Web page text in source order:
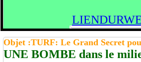
Objet :TURF: Le Grand Secret
UNE BOMBE dans le